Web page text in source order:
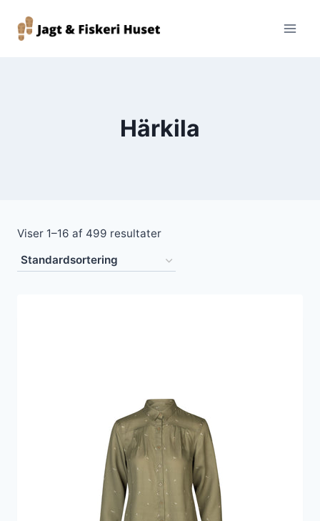
Härkila
Viser 1–16 af 499 resultater